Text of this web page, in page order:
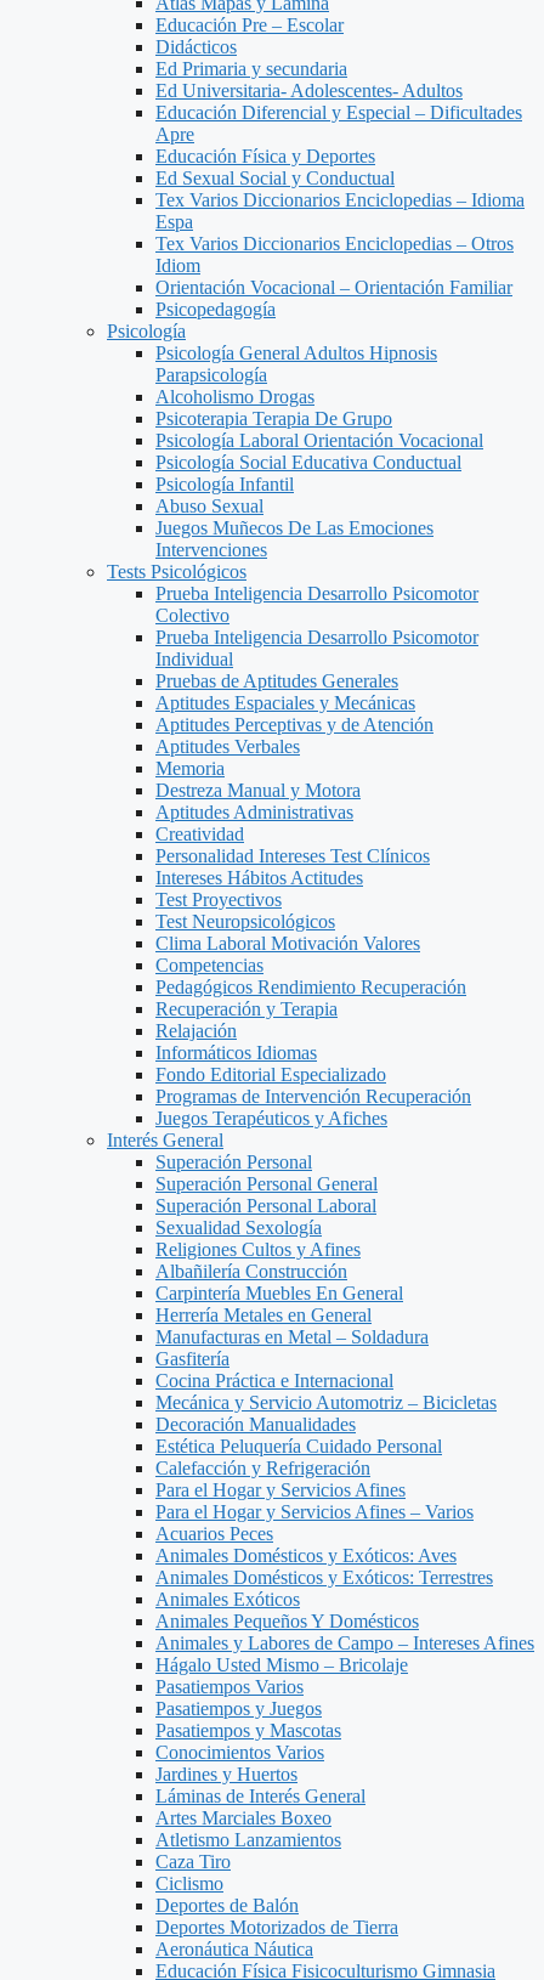
Educación Pre – Escolar
Didácticos
Ed Primaria y secundaria
Ed Universitaria- Adolescentes- Adultos
Educación Diferencial y Especial – Dificultades
Apre
Educación Física y Deportes
Ed Sexual Social y Conductual
Tex Varios Diccionarios Enciclopedias – Idioma
Espa
Tex Varios Diccionarios Enciclopedias – Otros
Idiom
Orientación Vocacional – Orientación Familiar
Psicopedagogía
Psicología
Psicología General Adultos Hipnosis
Parapsicología
Alcoholismo Drogas
Psicoterapia Terapia De Grupo
Psicología Laboral Orientación Vocacional
Psicología Social Educativa Conductual
Psicología Infantil
Abuso Sexual
Juegos Muñecos De Las Emociones
Intervenciones
Tests Psicológicos
Prueba Inteligencia Desarrollo Psicomotor
Colectivo
Prueba Inteligencia Desarrollo Psicomotor
Individual
Pruebas de Aptitudes Generales
Aptitudes Espaciales y Mecánicas
Aptitudes Perceptivas y de Atención
Aptitudes Verbales
Memoria
Destreza Manual y Motora
Aptitudes Administrativas
Creatividad
Personalidad Intereses Test Clínicos
Intereses Hábitos Actitudes
Test Proyectivos
Test Neuropsicológicos
Clima Laboral Motivación Valores
Competencias
Pedagógicos Rendimiento Recuperación
Recuperación y Terapia
Relajación
Informáticos Idiomas
Fondo Editorial Especializado
Programas de Intervención Recuperación
Juegos Terapéuticos y Afiches
Interés General
Superación Personal
Superación Personal General
Superación Personal Laboral
Sexualidad Sexología
Religiones Cultos y Afines
Albañilería Construcción
Carpintería Muebles En General
Herrería Metales en General
Manufacturas en Metal – Soldadura
Gasfitería
Cocina Práctica e Internacional
Mecánica y Servicio Automotriz – Bicicletas
Decoración Manualidades
Estética Peluquería Cuidado Personal
Calefacción y Refrigeración
Para el Hogar y Servicios Afines
Para el Hogar y Servicios Afines – Varios
Acuarios Peces
Animales Domésticos y Exóticos: Aves
Animales Domésticos y Exóticos: Terrestres
Animales Exóticos
Animales Pequeños Y Domésticos
Animales y Labores de Campo – Intereses Afines
Hágalo Usted Mismo – Bricolaje
Pasatiempos Varios
Pasatiempos y Juegos
Pasatiempos y Mascotas
Conocimientos Varios
Jardines y Huertos
Láminas de Interés General
Artes Marciales Boxeo
Atletismo Lanzamientos
Caza Tiro
Ciclismo
Deportes de Balón
Deportes Motorizados de Tierra
Aeronáutica Náutica
Educación Física Fisicoculturismo Gimnasia